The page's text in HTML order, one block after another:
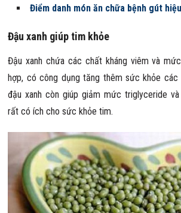
Điểm danh món ăn chữa bệnh gút
Đậu xanh giúp tim khỏe
Đậu xanh chứa các chất kháng viêm và
hợp, có công dụng tăng thêm sức khỏe các
đậu xanh còn giúp giảm mức triglyceride
rất có ích cho sức khỏe tim.